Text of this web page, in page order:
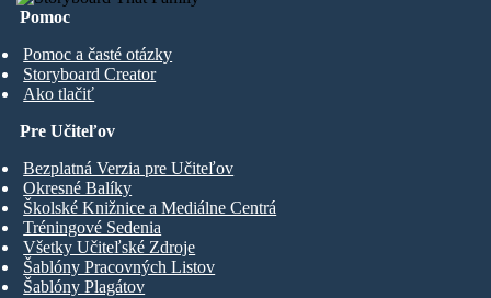
Pomoc
Pomoc a časté otázky
Storyboard Creator
Ako tlačiť
Pre Učiteľov
Bezplatná Verzia pre Učiteľov
Okresné Balíky
Školské Knižnice a Mediálne Centrá
Tréningové Sedenia
Všetky Učiteľské Zdroje
Šablóny Pracovných Listov
Šablóny Plagátov